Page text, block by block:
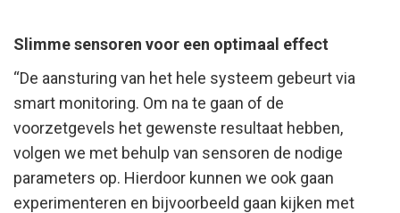
Slimme sensoren voor een optimaal effect
“De aansturing van het hele systeem gebeurt via
smart monitoring. Om na te gaan of de
voorzetgevels het gewenste resultaat hebben,
volgen we met behulp van sensoren de nodige
parameters op. Hierdoor kunnen we ook gaan
experimenteren en bijvoorbeeld gaan kijken met